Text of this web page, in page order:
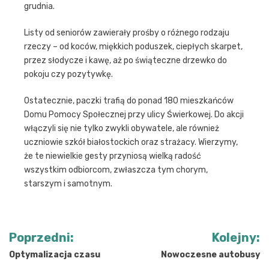
grudnia.
Listy od seniorów zawierały prośby o różnego rodzaju
rzeczy – od koców, miękkich poduszek, ciepłych skarpet,
przez słodycze i kawę, aż po świąteczne drzewko do
pokoju czy pozytywkę.
Ostatecznie, paczki trafią do ponad 180 mieszkańców
Domu Pomocy Społecznej przy ulicy Świerkowej. Do akcji
włączyli się nie tylko zwykli obywatele, ale również
uczniowie szkół białostockich oraz strażacy. Wierzymy,
że te niewielkie gesty przyniosą wielką radość
wszystkim odbiorcom, zwłaszcza tym chorym,
starszym i samotnym.
Nawigacja
wpisu
Poprzedni:
Optymalizacja czasu
Kolejny:
Nowoczesne autobusy